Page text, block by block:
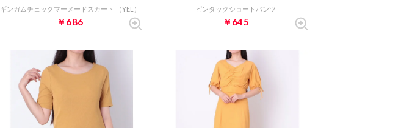
ギンガムチェックマーメードスカート （YEL）
￥686
ピンタックショートパンツ
￥645